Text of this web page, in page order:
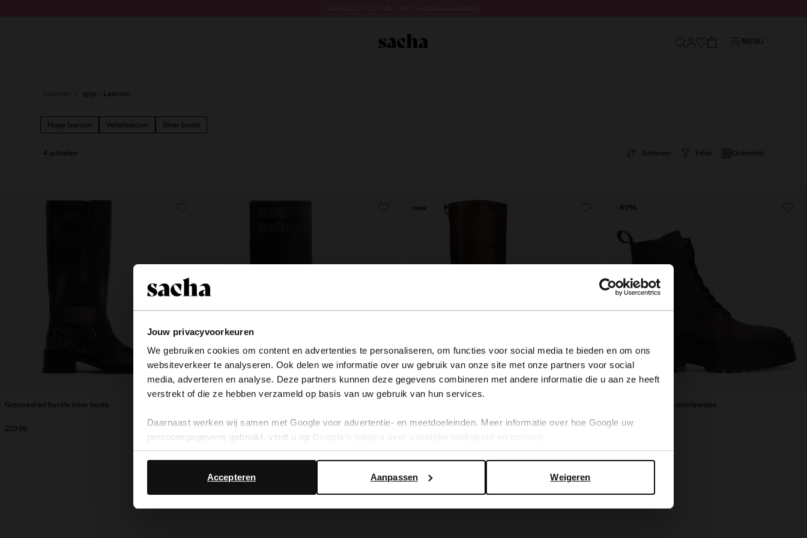
Jouw privacyvoorkeuren
We gebruiken cookies om content en advertenties te personaliseren, om functies voor social media te bieden en om ons
websiteverkeer te analyseren. Ook delen we informatie over uw gebruik van onze site met onze partners voor social
media, adverteren en analyse. Deze partners kunnen deze gegevens combineren met andere informatie die u aan ze heeft
verstrekt of die ze hebben verzameld op basis van uw gebruik van hun services.
Daarnaast werken wij samen met Google voor advertentie- en meetdoeleinden. Meer informatie over hoe Google uw
persoonsgegevens gebruikt, vindt u op
Weigeren
Aanpassen
Accepteren
MENU
grijs - Laarzen
Hoge laarzen Veterlaarzen Biker boots
Filter Overzicht
4 artikelen Sorteren
Greywashed buckle biker boots
229.99 249.99 209.99
new
Donkergrijze leren veterlaarsjes
140.00
56.00
- 60%
View this website in English?
It looks like your language isn't Dutch. Would you like to
switch to English?
Yes, switch to English No, stay in Dutch